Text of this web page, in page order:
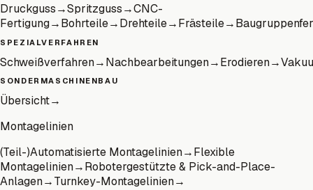
Druckguss→Spritzguss→CNC-
Fertigung→Bohrteile→Drehteile→Frästeile→
SPEZIALVERFAHREN
Schweißverfahren→Nachbearbeitungen→Erodieren→
SONDERMASCHINENBAU
Übersicht→
Montagelinien
(Teil-)Automatisierte Montagelinien→Flexible
Montagelinien→Robotergestützte & Pick-and-Place-
Anlagen→Turnkey-Montagelinien→